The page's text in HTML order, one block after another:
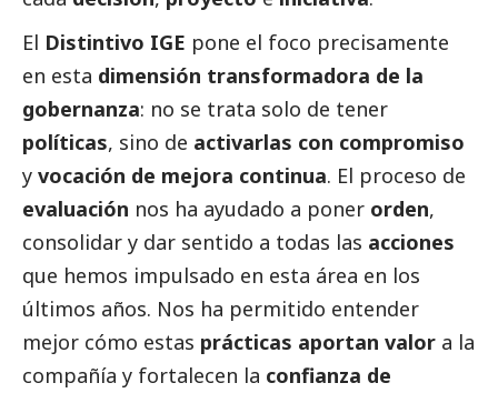
El Distintivo IGE pone el foco precisamente
en esta dimensión transformadora de la
gobernanza: no se trata solo de tener
políticas, sino de activarlas con compromiso
y vocación de mejora continua. El proceso de
evaluación nos ha ayudado a poner orden,
consolidar y dar sentido a todas las acciones
que hemos impulsado en esta área en los
últimos años. Nos ha permitido entender
mejor cómo estas prácticas aportan valor a la
compañía y fortalecen la confianza de